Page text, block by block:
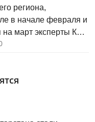
региона,
в начале февраля и
на март эксперты КФУ
конференции в